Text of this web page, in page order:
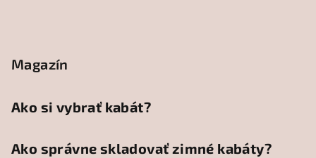
Magazín
Ako si vybrať kabát?
Ako správne skladovať zimné kabáty?